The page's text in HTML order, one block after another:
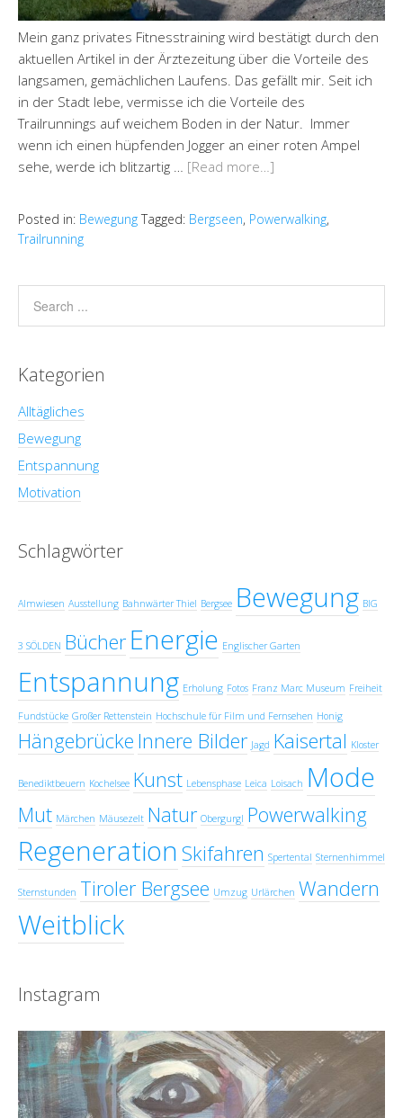
Mein ganz privates Fitnesstraining wird bestätigt durch den
aktuellen Artikel in der Ärztezeitung über die Vorteile des
langsamen, gemächlichen Laufens. Das gefällt mir. Seit ich
in der Stadt lebe, vermisse ich die Vorteile des
Trailrunnings auf weichem Boden in der Natur. Immer
wenn ich einen hüpfenden Jogger an einer roten Ampel
sehe, werde ich blitzartig … [Read more…]
Posted in: Bewegung Tagged: Bergseen, Powerwalking,
Trailrunning
Kategorien
Alltägliches
Bewegung
Entspannung
Motivation
Schlagwörter
Almwiesen Ausstellung Bahnwärter Thiel Bergsee Bewegung BIG
3 SÖLDEN Bücher Energie Englischer Garten
Entspannung Erholung Fotos Franz Marc Museum Freiheit
Fundstücke Großer Rettenstein Hochschule für Film und Fernsehen Honig
Hängebrücke Innere Bilder Jagd Kaisertal Kloster
Benediktbeuern Kochelsee Kunst Lebensphase Leica Loisach Mode
Mut Märchen Mäusezelt Natur Obergurgl Powerwalking
Regeneration Skifahren Spertental Sternenhimmel
Sternstunden Tiroler Bergsee Umzug Urlärchen Wandern
Weitblick
Instagram